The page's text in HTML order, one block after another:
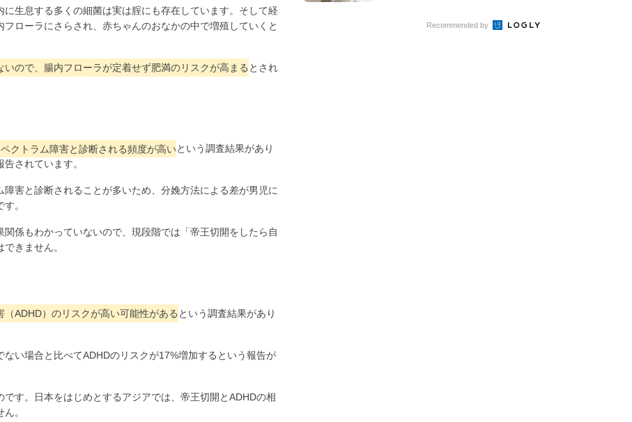
生息する多くの細菌は実は腟にも存在しています。そして経
ローラにさらされ、赤ちゃんのおなかの中で増殖していくと
ので、腸内フローラが定着せず肥満のリスクが高まる とされ
クトラム障害と診断される頻度が高いという調査結果があり
されています。
害と診断されることが多いため、分娩方法による差が男児に
。
係もわかっていないので、現段階では「帝王切開をしたら自
きません。
（ADHD）のリスクが高い可能性がある という調査結果があり
い場合と比べてADHDのリスクが17%増加するという報告が
す。日本をはじめとするアジアでは、帝王切開とADHDの相
。
Recommended by